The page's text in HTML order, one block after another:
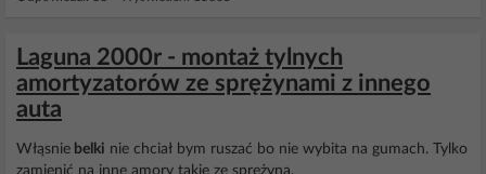
Laguna 2000r - montaż tylnych
amortyzatorów ze sprężynami z innego
auta
Włąsnie belki nie chciał bym ruszać bo nie wybita na gumach. Tylko
zamienić na inne amory takie ze sprężyną.